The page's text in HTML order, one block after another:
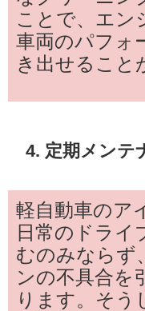
ことで、エン
車両のパフォ
き出せること
4. 定期メンテ
軽自動車のア
日常のドライ
むのみならず
ンの不具合を
ります。そう